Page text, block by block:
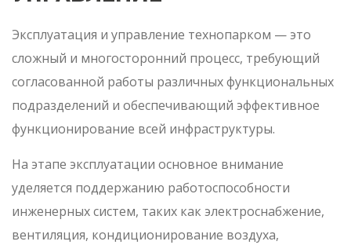
Эксплуатация и управление технопарком — это
сложный и многосторонний процесс, требующий
согласованной работы различных функциональных
подразделений и обеспечивающий эффективное
функционирование всей инфраструктуры.
На этапе эксплуатации основное внимание
уделяется поддержанию работоспособности
инженерных систем, таких как электроснабжение,
вентиляция, кондиционирование воздуха,